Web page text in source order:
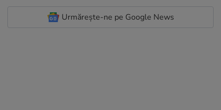
Urmărește-ne pe Google News